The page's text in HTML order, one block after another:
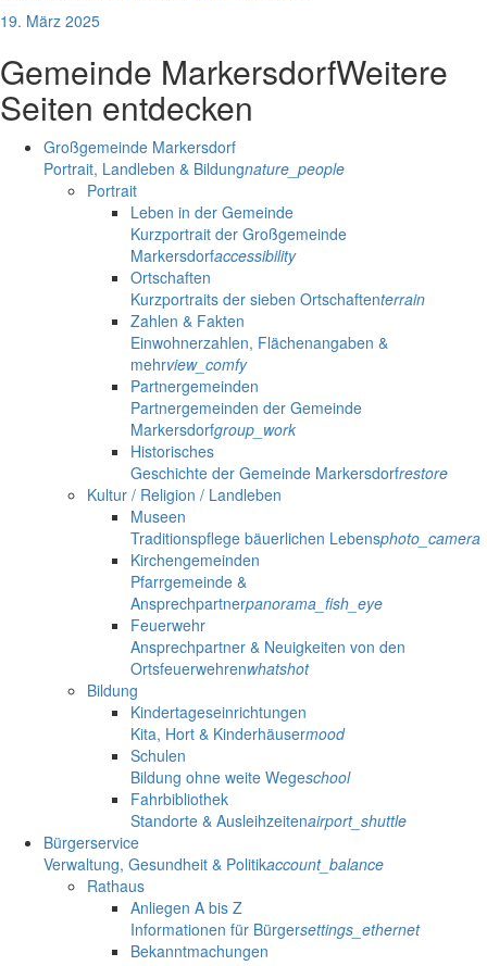
19. März 2025
Gemeinde MarkersdorfWeitere
Seiten entdecken
Großgemeinde Markersdorf
Portrait, Landleben & Bildungnature_people
Portrait
Leben in der Gemeinde
Kurzportrait der Großgemeinde
Markersdorfaccessibility
Ortschaften
Kurzportraits der sieben Ortschaftenterrain
Zahlen & Fakten
Einwohnerzahlen, Flächenangaben &
mehrview_comfy
Partnergemeinden
Partnergemeinden der Gemeinde
Markersdorfgroup_work
Historisches
Geschichte der Gemeinde Markersdorfrestore
Kultur / Religion / Landleben
Museen
Traditionspflege bäuerlichen Lebensphoto_camera
Kirchengemeinden
Pfarrgemeinde &
Ansprechpartnerpanorama_fish_eye
Feuerwehr
Ansprechpartner & Neuigkeiten von den
Ortsfeuerwehrenwhatshot
Bildung
Kindertageseinrichtungen
Kita, Hort & Kinderhäusermood
Schulen
Bildung ohne weite Wegeschool
Fahrbibliothek
Standorte & Ausleihzeitenairport_shuttle
Bürgerservice
Verwaltung, Gesundheit & Politikaccount_balance
Rathaus
Anliegen A bis Z
Informationen für Bürgersettings_ethernet
Bekanntmachungen